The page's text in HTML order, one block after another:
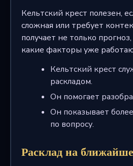
Кельтский крест полезен,
сложная или требует
получает не только
какие факторы уже
Кельтский крест
раскладом.
Он помогает
Он показывает
по вопросу.
Расклад на